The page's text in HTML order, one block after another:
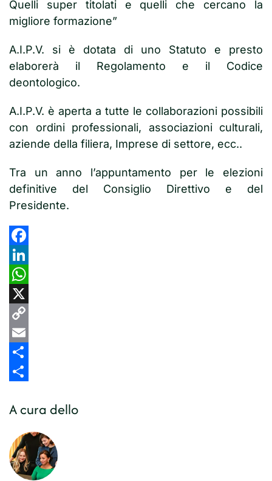
Quelli super titolati e quelli che cercano la
migliore formazione”
A.I.P.V. si è dotata di uno Statuto e presto
elaborerà il Regolamento e il Codice
deontologico.
A.I.P.V. è aperta a tutte le collaborazioni possibili
con ordini professionali, associazioni culturali,
aziende della filiera, Imprese di settore, ecc..
Tra un anno l’appuntamento per le elezioni
definitive del Consiglio Direttivo e del
Presidente.
Facebook
LinkedIn
WhatsApp
X
Copy
Link
Email
Share
A cura dello